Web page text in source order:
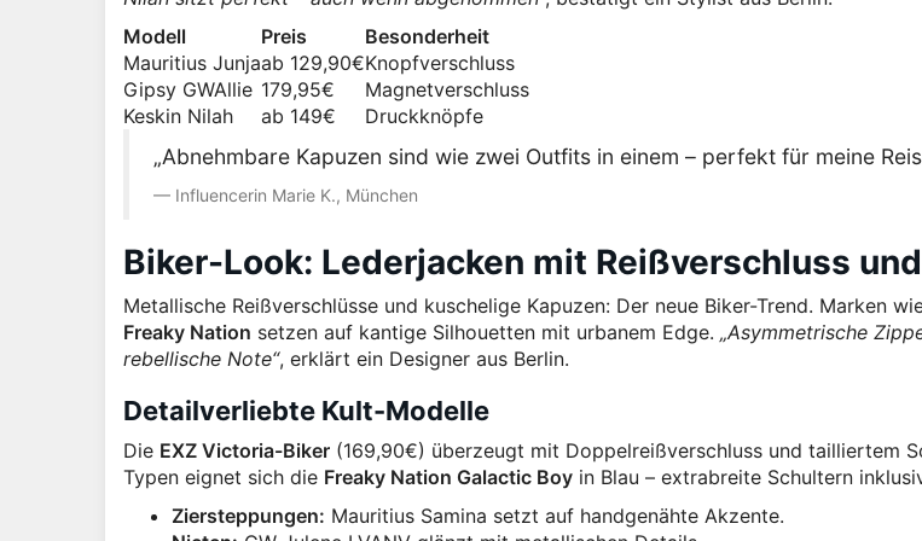
Modell
Preis
Besonderheit
Mauritius Junjaab 129,90€Knopfverschluss
Gipsy GWAllie 179,95€
Magnetverschluss
Keskin Nilah
ab 149€ Druckknöpfe
„Abnehmbare Kapuzen sind wie zwei Outfits in einem – perfekt für meine
Influencerin Marie K., München
Biker-Look: Lederjacken mit Reißverschluss
Metallische Reißverschlüsse und kuschelige Kapuzen: Der neue Biker-Trend. Marken
Freaky Nation setzen auf kantige Silhouetten mit urbanem Edge. „Asymmetrische
rebellische Note“, erklärt ein Designer aus Berlin.
Detailverliebte Kult-Modelle
Die EXZ Victoria-Biker (169,90€) überzeugt mit Doppelreißverschluss und tailliertem
Typen eignet sich die Freaky Nation Galactic Boy in Blau – extrabreite Schultern
Ziersteppungen: Mauritius Samina setzt auf handgenähte Akzente.